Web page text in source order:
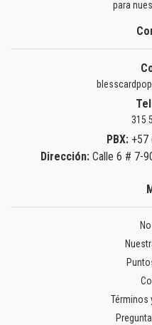
para
315
PBX: +57
Dirección: Calle 6 # 7-
Términos